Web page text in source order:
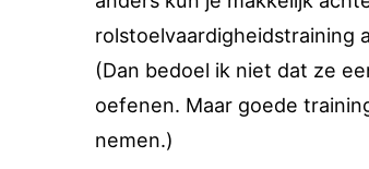
rolstoelvaardigheidstraining
(Dan bedoel ik niet dat ze
oefenen. Maar goede
nemen.)